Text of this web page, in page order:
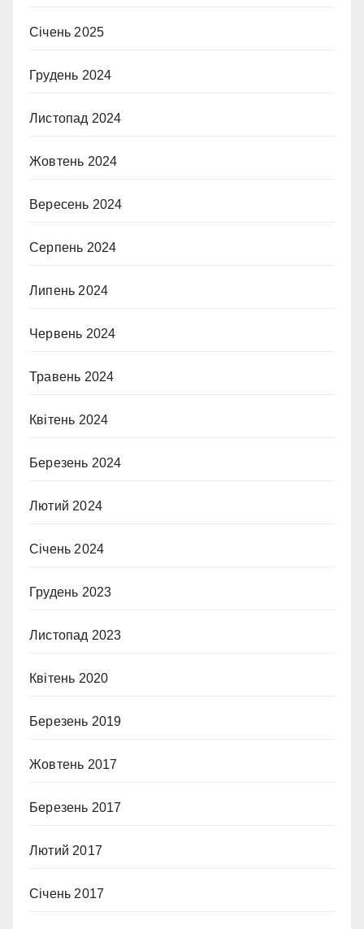
Січень 2025
Грудень 2024
Листопад 2024
Жовтень 2024
Вересень 2024
Серпень 2024
Липень 2024
Червень 2024
Травень 2024
Квітень 2024
Березень 2024
Лютий 2024
Січень 2024
Грудень 2023
Листопад 2023
Квітень 2020
Березень 2019
Жовтень 2017
Березень 2017
Лютий 2017
Січень 2017